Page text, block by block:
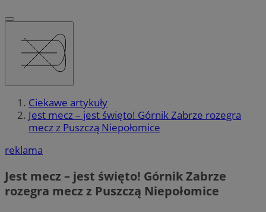
Ciekawe artykuły
Jest mecz – jest święto! Górnik Zabrze rozegra
mecz z Puszczą Niepołomice
reklama
Jest mecz – jest święto! Górnik Zabrze
rozegra mecz z Puszczą Niepołomice